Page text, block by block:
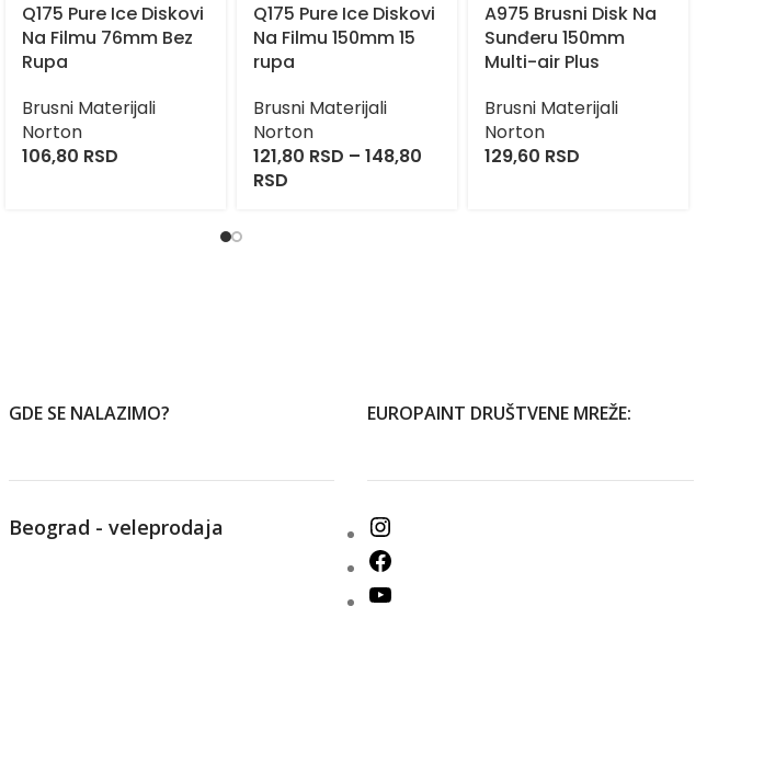
Q175 Pure Ice Diskovi
Na Filmu 76mm Bez
Rupa
Brusni Materijali
Norton
106,80 RSD
Q175 Pure Ice Diskovi
Na Filmu 150mm 15
rupa
Brusni Materijali
Norton
121,80 RSD – 148,80
RSD
A975 Brusni Disk Na
Sunđeru 150mm
Multi-air Plus
Brusni Materijali
Norton
129,60 RSD
GDE SE NALAZIMO?
Beograd - veleprodaja
EUROPAINT DRUŠTVENE MREŽE: